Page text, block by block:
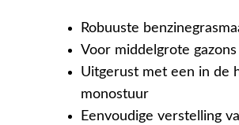
Robuuste
Voor middelgrote gazons
Uitgerust met een in de
monostuur
Eenvoudige verstelling